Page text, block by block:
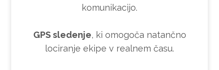
komunikacijo.
GPS sledenje, ki omogoča natančno
lociranje ekipe v realnem času.